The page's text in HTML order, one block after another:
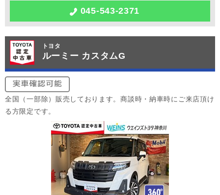
045-543-2371
トヨタ
ルーミー カスタムG
全国（一部除）販売しております。商談時・納車時にご来店頂け
る方限定です。